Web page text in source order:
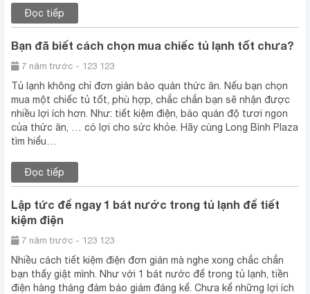
Đọc tiếp
Bạn đã biết cách chọn mua chiếc tủ lạnh tốt chưa?
7 năm trước - 123 123
Tủ lạnh không chỉ đơn giản bảo quản thức ăn. Nếu bạn chọn
mua một chiếc tủ tốt, phù hợp, chắc chắn bạn sẽ nhận được
nhiều lợi ích hơn. Như: tiết kiệm điện, bảo quản độ tươi ngon
của thức ăn, … có lợi cho sức khỏe. Hãy cùng Long Bình Plaza
tìm hiểu…
Đọc tiếp
Lập tức để ngay 1 bát nước trong tủ lạnh để tiết
kiệm điện
7 năm trước - 123 123
Nhiều cách tiết kiệm điện đơn giản mà nghe xong chắc chắn
bạn thấy giật mình. Như với 1 bát nước để trong tủ lạnh, tiền
điện hàng tháng đảm bảo giảm đáng kể. Chưa kể những lợi ích